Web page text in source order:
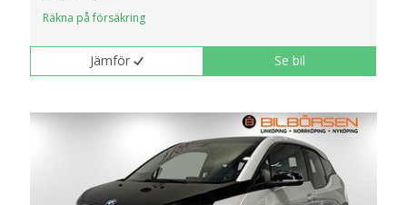
Räkna på försäkring
Jämför Se bil